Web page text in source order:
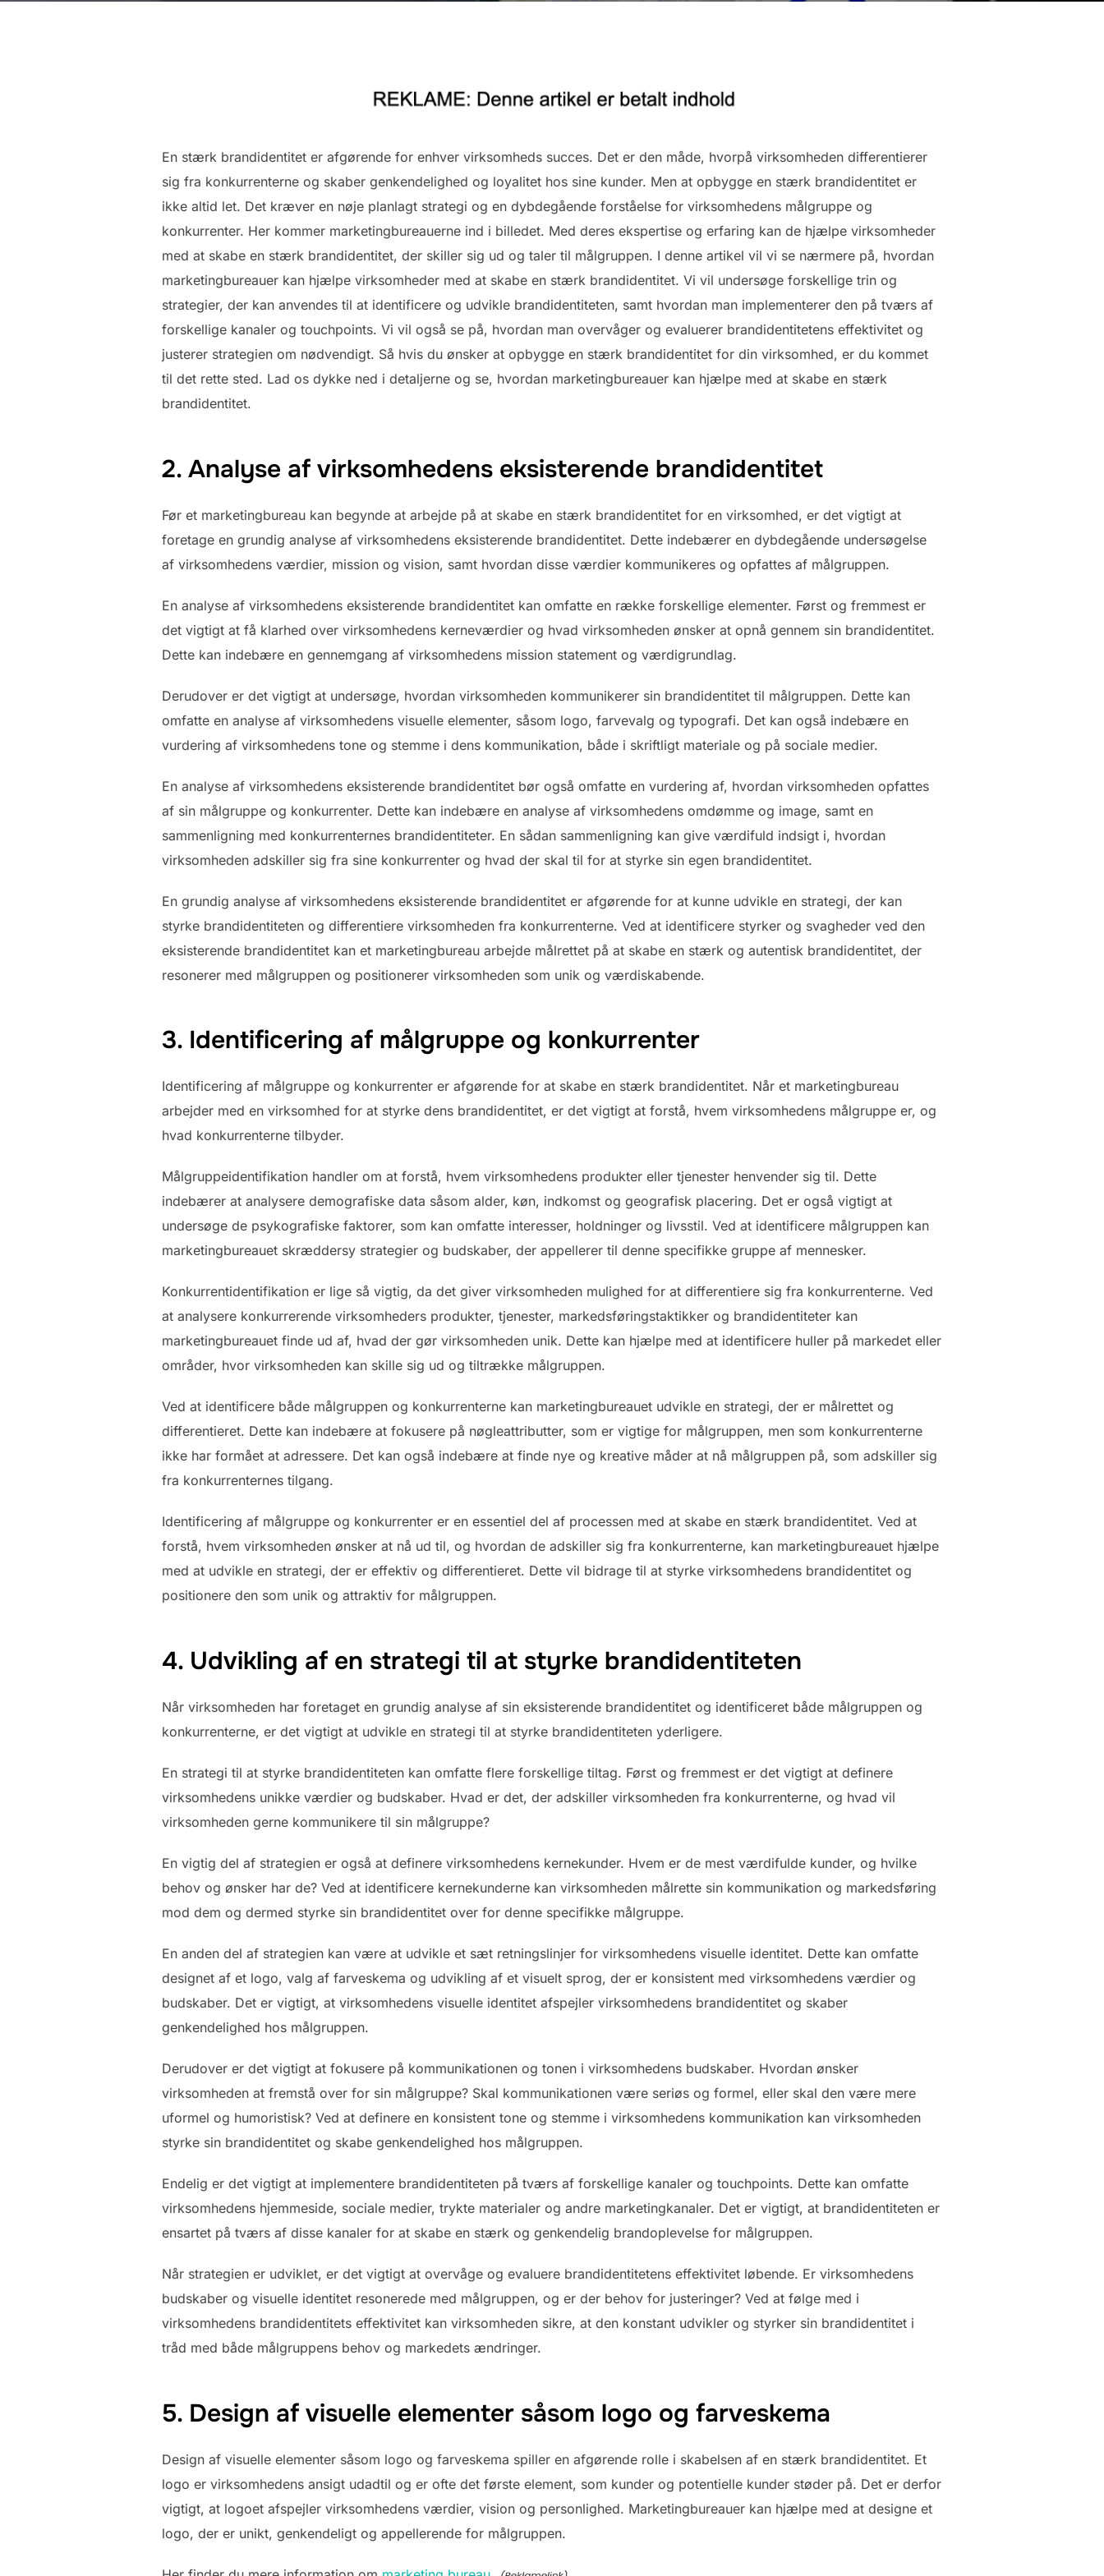
En stærk brandidentitet er afgørende for enhver virksomheds succes. Det er den måde, hvorpå virksomheden differentierer
sig fra konkurrenterne og skaber genkendelighed og loyalitet hos sine kunder. Men at opbygge en stærk brandidentitet er
ikke altid let. Det kræver en nøje planlagt strategi og en dybdegående forståelse for virksomhedens målgruppe og
konkurrenter. Her kommer marketingbureauerne ind i billedet. Med deres ekspertise og erfaring kan de hjælpe virksomheder
med at skabe en stærk brandidentitet, der skiller sig ud og taler til målgruppen. I denne artikel vil vi se nærmere på, hvordan
marketingbureauer kan hjælpe virksomheder med at skabe en stærk brandidentitet. Vi vil undersøge forskellige trin og
strategier, der kan anvendes til at identificere og udvikle brandidentiteten, samt hvordan man implementerer den på tværs af
forskellige kanaler og touchpoints. Vi vil også se på, hvordan man overvåger og evaluerer brandidentitetens effektivitet og
justerer strategien om nødvendigt. Så hvis du ønsker at opbygge en stærk brandidentitet for din virksomhed, er du kommet
til det rette sted. Lad os dykke ned i detaljerne og se, hvordan marketingbureauer kan hjælpe med at skabe en stærk
brandidentitet.
2. Analyse af virksomhedens eksisterende brandidentitet
Før et marketingbureau kan begynde at arbejde på at skabe en stærk brandidentitet for en virksomhed, er det vigtigt at
foretage en grundig analyse af virksomhedens eksisterende brandidentitet. Dette indebærer en dybdegående undersøgelse
af virksomhedens værdier, mission og vision, samt hvordan disse værdier kommunikeres og opfattes af målgruppen.
En analyse af virksomhedens eksisterende brandidentitet kan omfatte en række forskellige elementer. Først og fremmest er
det vigtigt at få klarhed over virksomhedens kerneværdier og hvad virksomheden ønsker at opnå gennem sin brandidentitet.
Dette kan indebære en gennemgang af virksomhedens mission statement og værdigrundlag.
Derudover er det vigtigt at undersøge, hvordan virksomheden kommunikerer sin brandidentitet til målgruppen. Dette kan
omfatte en analyse af virksomhedens visuelle elementer, såsom logo, farvevalg og typografi. Det kan også indebære en
vurdering af virksomhedens tone og stemme i dens kommunikation, både i skriftligt materiale og på sociale medier.
En analyse af virksomhedens eksisterende brandidentitet bør også omfatte en vurdering af, hvordan virksomheden opfattes
af sin målgruppe og konkurrenter. Dette kan indebære en analyse af virksomhedens omdømme og image, samt en
sammenligning med konkurrenternes brandidentiteter. En sådan sammenligning kan give værdifuld indsigt i, hvordan
virksomheden adskiller sig fra sine konkurrenter og hvad der skal til for at styrke sin egen brandidentitet.
En grundig analyse af virksomhedens eksisterende brandidentitet er afgørende for at kunne udvikle en strategi, der kan
styrke brandidentiteten og differentiere virksomheden fra konkurrenterne. Ved at identificere styrker og svagheder ved den
eksisterende brandidentitet kan et marketingbureau arbejde målrettet på at skabe en stærk og autentisk brandidentitet, der
resonerer med målgruppen og positionerer virksomheden som unik og værdiskabende.
3. Identificering af målgruppe og konkurrenter
Identificering af målgruppe og konkurrenter er afgørende for at skabe en stærk brandidentitet. Når et marketingbureau
arbejder med en virksomhed for at styrke dens brandidentitet, er det vigtigt at forstå, hvem virksomhedens målgruppe er, og
hvad konkurrenterne tilbyder.
Målgruppeidentifikation handler om at forstå, hvem virksomhedens produkter eller tjenester henvender sig til. Dette
indebærer at analysere demografiske data såsom alder, køn, indkomst og geografisk placering. Det er også vigtigt at
undersøge de psykografiske faktorer, som kan omfatte interesser, holdninger og livsstil. Ved at identificere målgruppen kan
marketingbureauet skræddersy strategier og budskaber, der appellerer til denne specifikke gruppe af mennesker.
Konkurrentidentifikation er lige så vigtig, da det giver virksomheden mulighed for at differentiere sig fra konkurrenterne. Ved
at analysere konkurrerende virksomheders produkter, tjenester, markedsføringstaktikker og brandidentiteter kan
marketingbureauet finde ud af, hvad der gør virksomheden unik. Dette kan hjælpe med at identificere huller på markedet eller
områder, hvor virksomheden kan skille sig ud og tiltrække målgruppen.
Ved at identificere både målgruppen og konkurrenterne kan marketingbureauet udvikle en strategi, der er målrettet og
differentieret. Dette kan indebære at fokusere på nøgleattributter, som er vigtige for målgruppen, men som konkurrenterne
ikke har formået at adressere. Det kan også indebære at finde nye og kreative måder at nå målgruppen på, som adskiller sig
fra konkurrenternes tilgang.
Identificering af målgruppe og konkurrenter er en essentiel del af processen med at skabe en stærk brandidentitet. Ved at
forstå, hvem virksomheden ønsker at nå ud til, og hvordan de adskiller sig fra konkurrenterne, kan marketingbureauet hjælpe
med at udvikle en strategi, der er effektiv og differentieret. Dette vil bidrage til at styrke virksomhedens brandidentitet og
positionere den som unik og attraktiv for målgruppen.
4. Udvikling af en strategi til at styrke brandidentiteten
Når virksomheden har foretaget en grundig analyse af sin eksisterende brandidentitet og identificeret både målgruppen og
konkurrenterne, er det vigtigt at udvikle en strategi til at styrke brandidentiteten yderligere.
En strategi til at styrke brandidentiteten kan omfatte flere forskellige tiltag. Først og fremmest er det vigtigt at definere
virksomhedens unikke værdier og budskaber. Hvad er det, der adskiller virksomheden fra konkurrenterne, og hvad vil
virksomheden gerne kommunikere til sin målgruppe?
En vigtig del af strategien er også at definere virksomhedens kernekunder. Hvem er de mest værdifulde kunder, og hvilke
behov og ønsker har de? Ved at identificere kernekunderne kan virksomheden målrette sin kommunikation og markedsføring
mod dem og dermed styrke sin brandidentitet over for denne specifikke målgruppe.
En anden del af strategien kan være at udvikle et sæt retningslinjer for virksomhedens visuelle identitet. Dette kan omfatte
designet af et logo, valg af farveskema og udvikling af et visuelt sprog, der er konsistent med virksomhedens værdier og
budskaber. Det er vigtigt, at virksomhedens visuelle identitet afspejler virksomhedens brandidentitet og skaber
genkendelighed hos målgruppen.
Derudover er det vigtigt at fokusere på kommunikationen og tonen i virksomhedens budskaber. Hvordan ønsker
virksomheden at fremstå over for sin målgruppe? Skal kommunikationen være seriøs og formel, eller skal den være mere
uformel og humoristisk? Ved at definere en konsistent tone og stemme i virksomhedens kommunikation kan virksomheden
styrke sin brandidentitet og skabe genkendelighed hos målgruppen.
Endelig er det vigtigt at implementere brandidentiteten på tværs af forskellige kanaler og touchpoints. Dette kan omfatte
virksomhedens hjemmeside, sociale medier, trykte materialer og andre marketingkanaler. Det er vigtigt, at brandidentiteten er
ensartet på tværs af disse kanaler for at skabe en stærk og genkendelig brandoplevelse for målgruppen.
Når strategien er udviklet, er det vigtigt at overvåge og evaluere brandidentitetens effektivitet løbende. Er virksomhedens
budskaber og visuelle identitet resonerede med målgruppen, og er der behov for justeringer? Ved at følge med i
virksomhedens brandidentitets effektivitet kan virksomheden sikre, at den konstant udvikler og styrker sin brandidentitet i
tråd med både målgruppens behov og markedets ændringer.
5. Design af visuelle elementer såsom logo og farveskema
Design af visuelle elementer såsom logo og farveskema spiller en afgørende rolle i skabelsen af en stærk brandidentitet. Et
logo er virksomhedens ansigt udadtil og er ofte det første element, som kunder og potentielle kunder støder på. Det er derfor
vigtigt, at logoet afspejler virksomhedens værdier, vision og personlighed. Marketingbureauer kan hjælpe med at designe et
logo, der er unikt, genkendeligt og appellerende for målgruppen.